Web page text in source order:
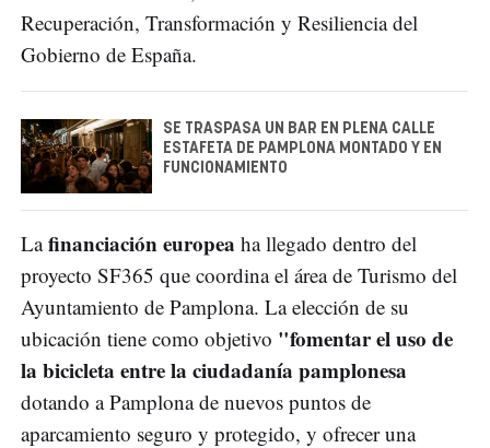
Recuperación, Transformación y Resiliencia del
Gobierno de España.
SE TRASPASA UN BAR EN PLENA CALLE
ESTAFETA DE PAMPLONA MONTADO Y EN
FUNCIONAMIENTO
Lafinanciación europea ha llegado dentro del
proyecto SF365 que coordina el área de Turismo del
Ayuntamiento de Pamplona. La elección de su
ubicación tiene como objetivo "fomentar el uso de
la bicicleta entre la ciudadanía pamplonesa
dotando a Pamplona de nuevos puntos de
aparcamiento seguro y protegido, y ofrecer una